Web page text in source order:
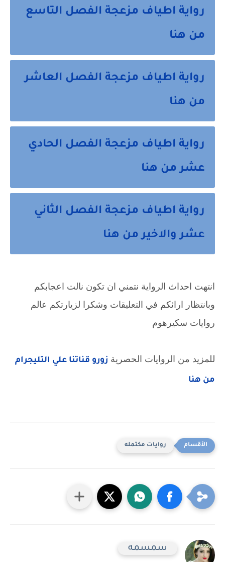
رواية اطياف مزعجة الفصل التاسع
من هنا
رواية اطياف مزعجة الفصل العاشر
من هنا
رواية اطياف مزعجة الفصل الحادي
عشر من هنا
رواية اطياف مزعجة الفصل الثاني
عشر والاخير من هنا
روايات سكيرهوم
للمزيد من الروايات الحصرية
من هنا
روايات مكتمله
سمسمه